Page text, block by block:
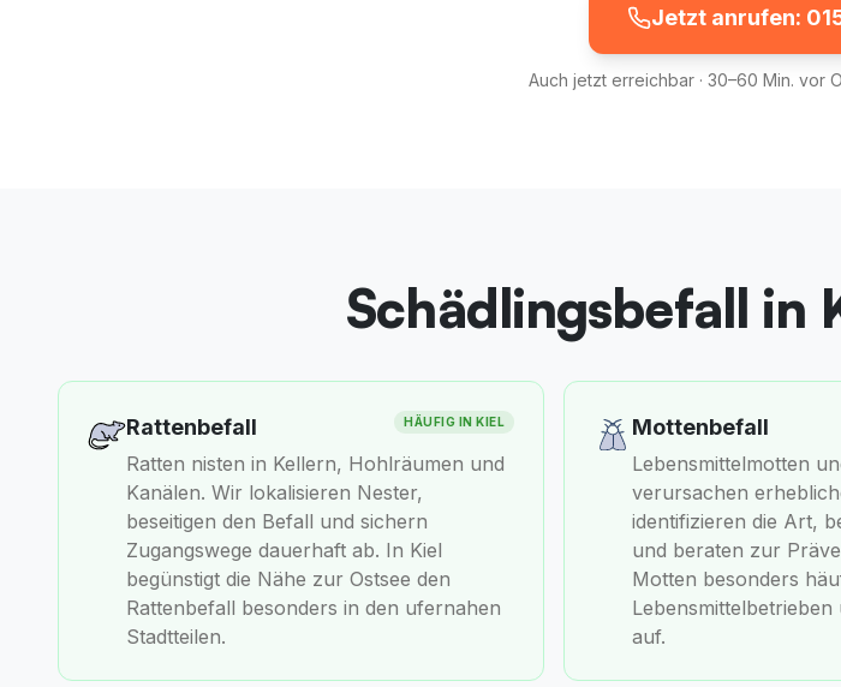
Jetzt anrufen:
Auch jetzt erreichbar · 30–60 Min. vor
Schädlingsbefall in
Rattenbefall HÄUFIG INKIEL
Ratten nisten in Kellern, Hohlräumen und
Kanälen. Wir lokalisieren Nester,
beseitigen den Befall und sichern
Zugangswege dauerhaft ab. In Kiel
begünstigt die Nähe zur Ostsee den
Rattenbefall besonders in den ufernahen
Stadtteilen.
Mottenbefall
Lebensmittelmotten
verursachen
identifizieren die Art,
und beraten zur
Motten besonders
Lebensmittelbetrieben
auf.